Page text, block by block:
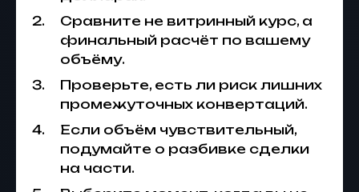
Сравните не витринный курс, а
финальный расчёт по вашему
объёму.
Проверьте, есть ли риск лишних
промежуточных конвертаций.
Если объём чувствительный,
подумайте о разбивке сделки
на части.